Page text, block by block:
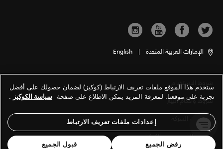
الإمارات العربية المتحدة |
English
شروط الاستخدام
شروط وأحكام البيع
معلومات الشركة
سياسة الخصوصية والكوكيز
ستخدم هذا الموقع ملفات تعريف الارتباط (كوكيز) لضمان حصولك على أفضل
تجربة على موقعنا. لمعرفة المزيد يمكن الاطلاع على صفحة سياسة الكوكيز .
إعدادات ملفات تعريف الارتباط
رفض الجميع قبول الجميع